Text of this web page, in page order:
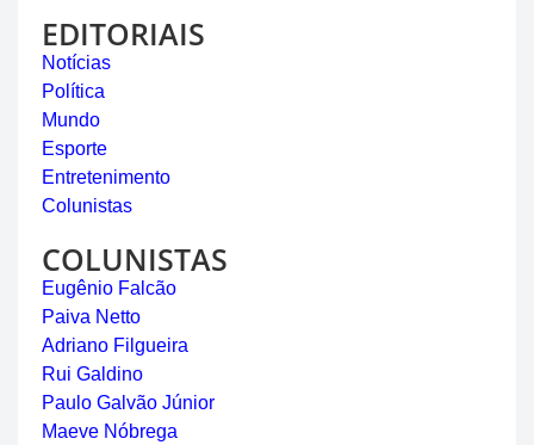
EDITORIAIS
Notícias
Política
Mundo
Esporte
Entretenimento
Colunistas
COLUNISTAS
Eugênio Falcão
Paiva Netto
Adriano Filgueira
Rui Galdino
Paulo Galvão Júnior
Maeve Nóbrega